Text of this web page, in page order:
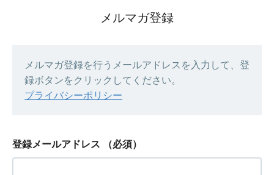
メルマガ登録
メルマガ登録を行うメールアドレスを入力して、登
録ボタンをクリックしてください。
プライバシーポリシー
登録メールアドレス （必須）